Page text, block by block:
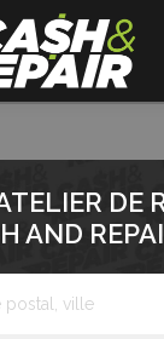
DE
AND